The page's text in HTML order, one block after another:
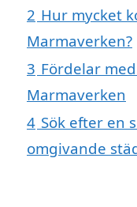
2 Hur mycket
Marmaverken?
3 Fördelar
Marmaverken
4 Sök efter en
omgivande